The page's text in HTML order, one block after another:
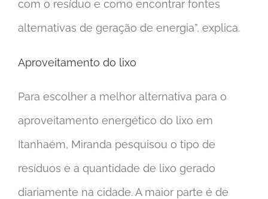
com o resíduo e como encontrar fontes
alternativas de geração de energia”, explica.
Aproveitamento do lixo
Para escolher a melhor alternativa para o
aproveitamento energético do lixo em
Itanhaém, Miranda pesquisou o tipo de
resíduos e a quantidade de lixo gerado
diariamente na cidade. A maior parte é de